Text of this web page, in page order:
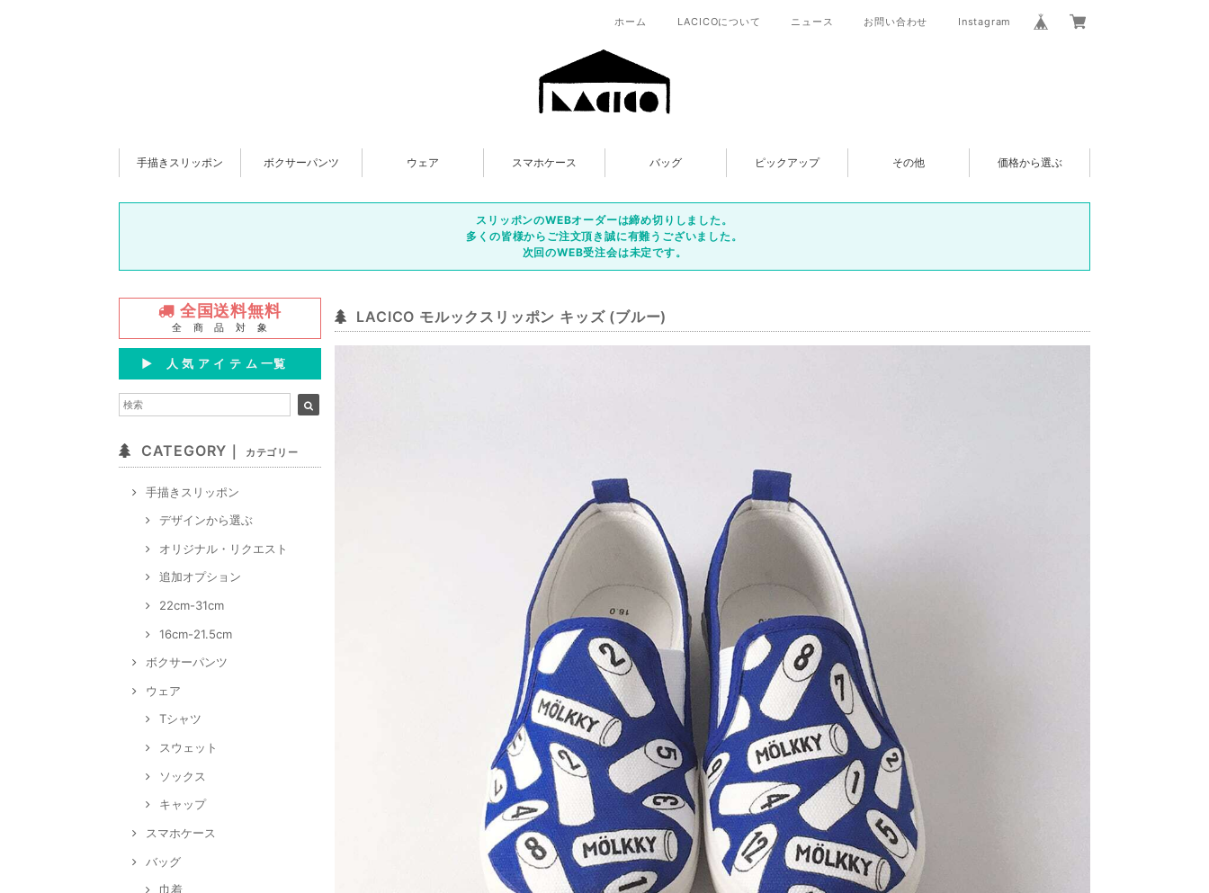
ホーム LACICOについて ニュース お問い合わせ Instagram
手描きスリッポン ボクサーパンツ ウェア スマホケース バッグ ピックアップ その他 価格から選ぶ
スリッポンのWEBオーダーは締め切りしました。
多くの皆様からご注文頂き誠に有難うございました。
次回のWEB受注会は未定です。
全国送料無料
全 商 品 対 象
▶︎ 人 気 ア イ テ ム 一覧
CATEGORY｜ カテゴリー
手描きスリッポン
デザインから選ぶ
オリジナル・リクエスト
追加オプション
22cm-31cm
16cm-21.5cm
ボクサーパンツ
ウェア
Tシャツ
スウェット
ソックス
キャップ
スマホケース
バッグ
巾着
LACICO モルックスリッポン キッズ (ブルー)